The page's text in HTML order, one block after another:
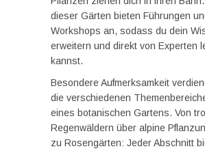
dieser Gärten bieten Führungen
Workshops an, sodass du dein
erweitern und direkt von Experten
kannst.
Besondere Aufmerksamkeit
die verschiedenen
eines botanischen Gartens. Von
Regenwäldern über alpine
zu Rosengärten: Jeder Abschnitt